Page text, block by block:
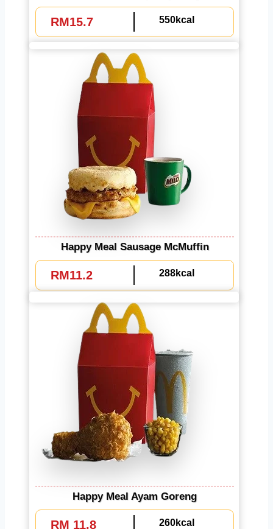
RM15.7 550kcal
Happy Meal Sausage McMuffin
RM11.2 288kcal
Happy Meal Ayam Goreng
RM 11.8 260kcal